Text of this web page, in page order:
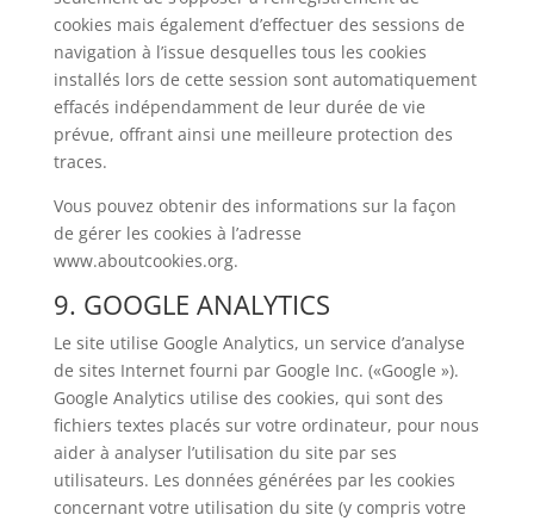
cookies mais également d’effectuer des sessions de
navigation à l’issue desquelles tous les cookies
installés lors de cette session sont automatiquement
effacés indépendamment de leur durée de vie
prévue, offrant ainsi une meilleure protection des
traces.
Vous pouvez obtenir des informations sur la façon
de gérer les cookies à l’adresse
www.aboutcookies.org.
9. GOOGLE ANALYTICS
Le site utilise Google Analytics, un service d’analyse
de sites Internet fourni par Google Inc. («Google »).
Google Analytics utilise des cookies, qui sont des
fichiers textes placés sur votre ordinateur, pour nous
aider à analyser l’utilisation du site par ses
utilisateurs. Les données générées par les cookies
concernant votre utilisation du site (y compris votre